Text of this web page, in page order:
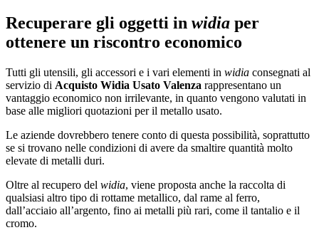
Recuperare gli oggetti in widia per
ottenere un riscontro economico
Tutti gli utensili, gli accessori e i vari elementi in widia consegnati al
servizio di Acquisto Widia Usato Valenza rappresentano un
vantaggio economico non irrilevante, in quanto vengono valutati in
base alle migliori quotazioni per il metallo usato.
Le aziende dovrebbero tenere conto di questa possibilità, soprattutto
se si trovano nelle condizioni di avere da smaltire quantità molto
elevate di metalli duri.
Oltre al recupero del widia, viene proposta anche la raccolta di
qualsiasi altro tipo di rottame metallico, dal rame al ferro,
dall’acciaio all’argento, fino ai metalli più rari, come il tantalio e il
cromo.